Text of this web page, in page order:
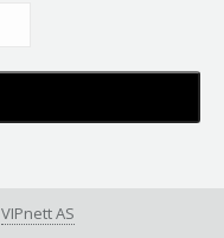
VIPnett AS